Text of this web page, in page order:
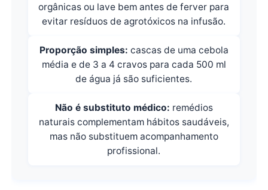
orgânicas ou lave bem antes de ferver para
evitar resíduos de agrotóxicos na infusão.
Proporção simples: cascas de uma cebola
média e de 3 a 4 cravos para cada 500 ml
de água já são suficientes.
Não é substituto médico: remédios
naturais complementam hábitos saudáveis,
mas não substituem acompanhamento
profissional.